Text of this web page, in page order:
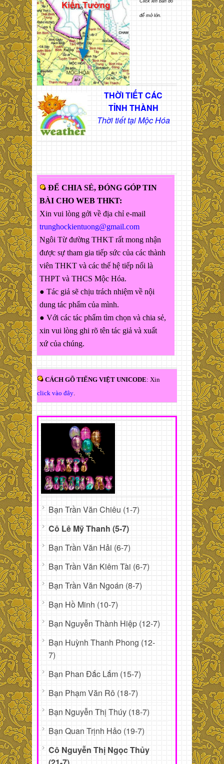
để mở lớn.
THỜI TIẾT CÁC
TỈNH THÀNH
Thời tiết tại Mộc Hóa
ĐỂ CHIA SẺ, ĐÓNG GÓP TIN
BÀI CHO WEB THKT:
Xin vui lòng gởi về địa chỉ e-mail
trunghockientuong@gmail.com
Ngôi Từ đường THKT rất mong nhận
được sự tham gia tiếp sức của các thành
viên THKT và các thế hệ tiếp nối là
THPT và THCS Mộc Hóa.
● Tác giả sẽ chịu trách nhiệm về nội
dung tác phẩm của mình.
● Với các tác phẩm tìm chọn và chia sẻ,
xin vui lòng ghi rõ tên tác giả và xuất
xứ của chúng.
CÁCH GÕ TIẾNG VIỆT UNICODE: Xin
click vào đây.
Bạn Trần Văn Chiêu (1-7)
Cô Lê Mỹ Thanh (5-7)
Bạn Trần Văn Hải (6-7)
Bạn Trần Văn Kiêm Tài (6-7)
Bạn Trần Văn Ngoán (8-7)
Bạn Hồ Minh (10-7)
Bạn Nguyễn Thành Hiệp (12-7)
Bạn Huỳnh Thanh Phong (12-
7)
Bạn Phan Đắc Lắm (15-7)
Bạn Phạm Văn Rô (18-7)
Bạn Nguyễn Thị Thúy (18-7)
Bạn Quan Trịnh Hảo (19-7)
Cô Nguyễn Thị Ngọc Thủy